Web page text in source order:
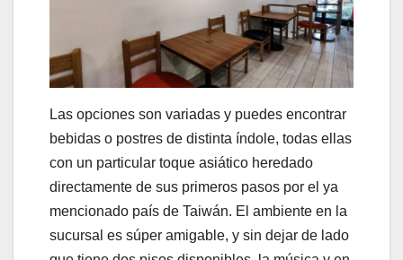
Las opciones son variadas y puedes encontrar
bebidas o postres de distinta índole, todas ellas
con un particular toque asiático heredado
directamente de sus primeros pasos por el ya
mencionado país de Taiwán. El ambiente en la
sucursal es súper amigable, y sin dejar de lado